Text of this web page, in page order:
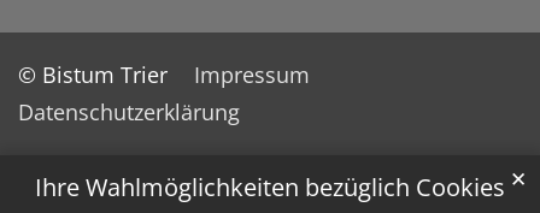
Ihre Wahlmöglichkeiten bezüglich Cookies ✕
© Bistum Trier
Impressum
Datenschutzerklärung